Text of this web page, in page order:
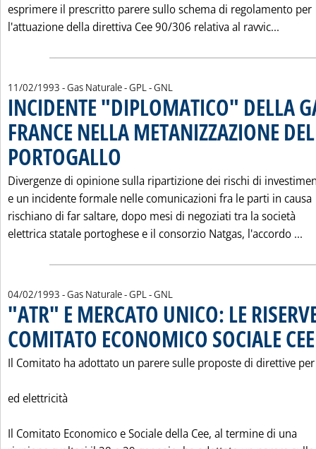
esprimere il prescritto parere sullo schema di regolamento per
l'attuazione della direttiva Cee 90/306 relativa al ravvic...
11/02/1993 - Gas Naturale - GPL - GNL
INCIDENTE "DIPLOMATICO" DELLA
FRANCE NELLA METANIZZAZIONE DEL
PORTOGALLO
Divergenze di opinione sulla ripartizione dei rischi di
e un incidente formale nelle comunicazioni fra le parti in causa
rischiano di far saltare, dopo mesi di negoziati tra la società
elettrica statale portoghese e il consorzio Natgas, l'accordo ...
04/02/1993 - Gas Naturale - GPL - GNL
"ATR" E MERCATO UNICO: LE
COMITATO ECONOMICO SOCIALE CEE
Il Comitato ha adottato un parere sulle proposte di direttive per
ed elettricità
Il Comitato Economico e Sociale della Cee, al termine di una